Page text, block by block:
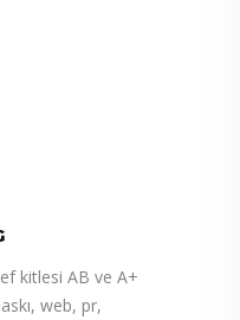
kitlesi AB ve A+
web, pr,